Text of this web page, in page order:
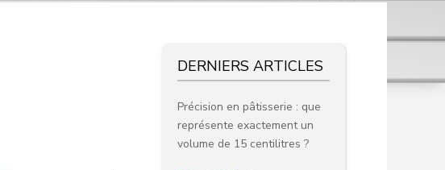
DERNIERS ARTICLES
Précision en pâtisserie : que
représente exactement un
volume de 15 centilitres ?